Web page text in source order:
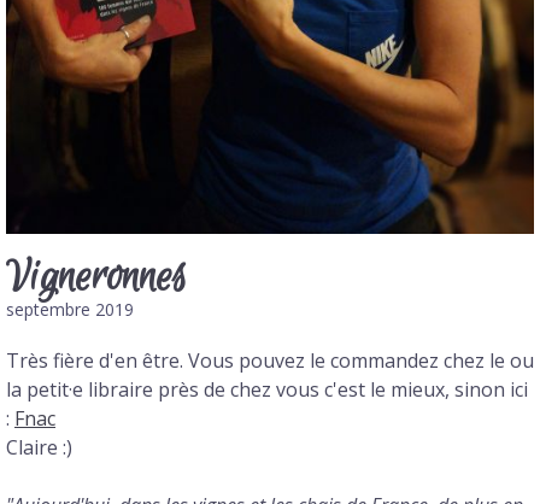
Vigneronnes
septembre 2019
Très fière d'en être. Vous pouvez le commandez chez le ou
la petit·e libraire près de chez vous c'est le mieux, sinon ici
: Fnac
Claire :)